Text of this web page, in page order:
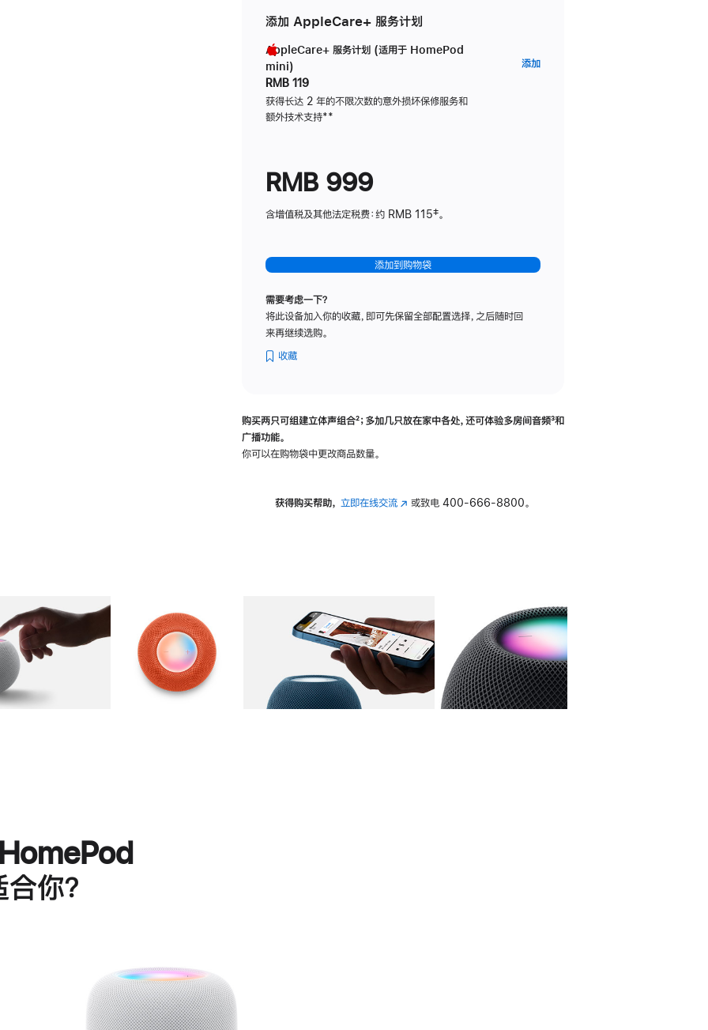
添加 AppleCare+ 服务计划
AppleCare+ 服务计划 (适用于 HomePod
mini)
RMB 119
获得长达 2 年的不限次数的意外损坏保修服务和
额外技术支持脚
**
添加AppleCare+
RMB 999
含增值税及其他法定税费：约 RMB 115‡。
添加到购物袋
需要考虑一下？
将此设备加入你的收藏，即可先保留全部配置选择，之后随时回
来再继续选购。
收藏
购买两只可组建立体声组合脚
²；多加几只放在家中各处，还可体验多‍房‍间音频脚
³和
广播功能。
你可以在购物袋中更改商品数量。
获得购买帮助， 立即在线交流(在 或致电 400-666-8800。
图库 图像 图库 图像 图库 图像 4 图库 图像 5
你？
进
一
步
了